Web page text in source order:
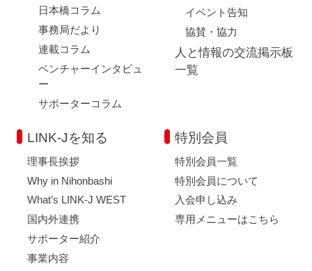
日本橋コラム
事務局だより
連載コラム
ベンチャーインタビュ
ー
サポーターコラム
イベント告知
協賛・協力
人と情報の交流掲示板
一覧
LINK-Jを知る
理事長挨拶
Why in Nihonbashi
What’s LINK-J WEST
国内外連携
サポーター紹介
事業内容
特別会員
特別会員一覧
特別会員について
入会申し込み
専用メニューはこちら